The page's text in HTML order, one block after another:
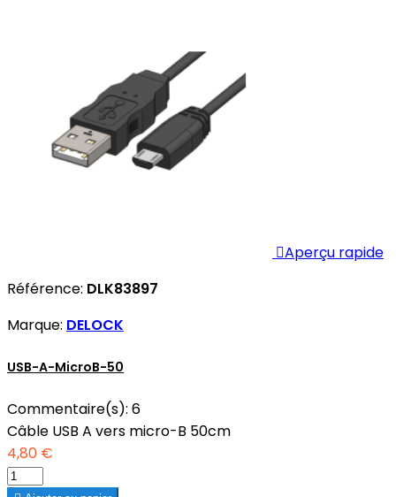
Aperçu rapide
Référence: DLK83897
Marque: DELOCK
USB-A-MicroB-50
Commentaire(s): 6
Câble USB A vers micro-B 50cm
4,80 €